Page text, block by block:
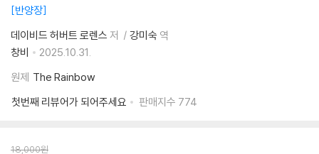
반양장
데이비드 허버트 로렌스 저 강미숙 역
창비
2025.10.31.
원제 The Rainbow
첫번째 리뷰어가 되어주세요
판매지수 774
18,000원